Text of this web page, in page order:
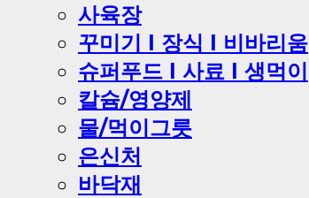
사육장
꾸미기 l 장식 l 비바리움
슈퍼푸드 l 사료 l 생먹이
칼슘/영양제
물/먹이그릇
은신처
바닥재